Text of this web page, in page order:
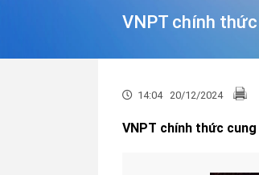
VNPT chính
14:04 20/12/2024
VNPT chính thức